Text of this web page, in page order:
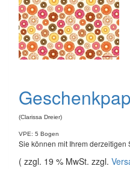
(Clarissa Dreier)
VPE: 5 Bogen
Sie können mit Ihrem derzeitigen
( zzgl. 19 % MwSt. zzgl.